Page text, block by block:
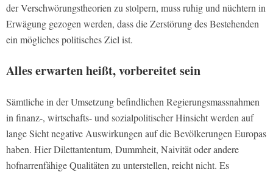
der Verschwörungstheorien zu stolpern, muss ruhig und nüchtern in
Erwägung gezogen werden, dass die Zerstörung des Bestehenden
ein mögliches politisches Ziel ist.
Alles erwarten heißt, vorbereitet sein
Sämtliche in der Umsetzung befindlichen Regierungsmassnahmen
in finanz-, wirtschafts- und sozialpolitischer Hinsicht werden auf
lange Sicht negative Auswirkungen auf die Bevölkerungen Europas
haben. Hier Dilettantentum, Dummheit, Naivität oder andere
hofnarrenfähige Qualitäten zu unterstellen, reicht nicht. Es